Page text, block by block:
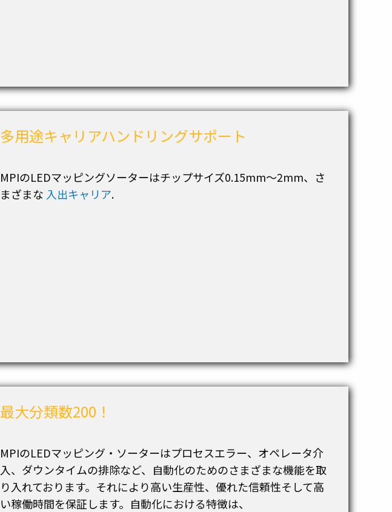
多用途キャリアハンドリングサポート
MPIのLEDマッピングソーターはチップサイズ0.15mm～2mm、さ
まざまな 入出キャリア.
最大分類数200！
MPIのLEDマッピング・ソーターはプロセスエラー、オペレータ介
入、ダウンタイムの排除など、自動化のためのさまざまな機能を取
り入れております。それにより高い生産性、優れた信頼性そして高
い稼働時間を保証します。自動化における特徴は、